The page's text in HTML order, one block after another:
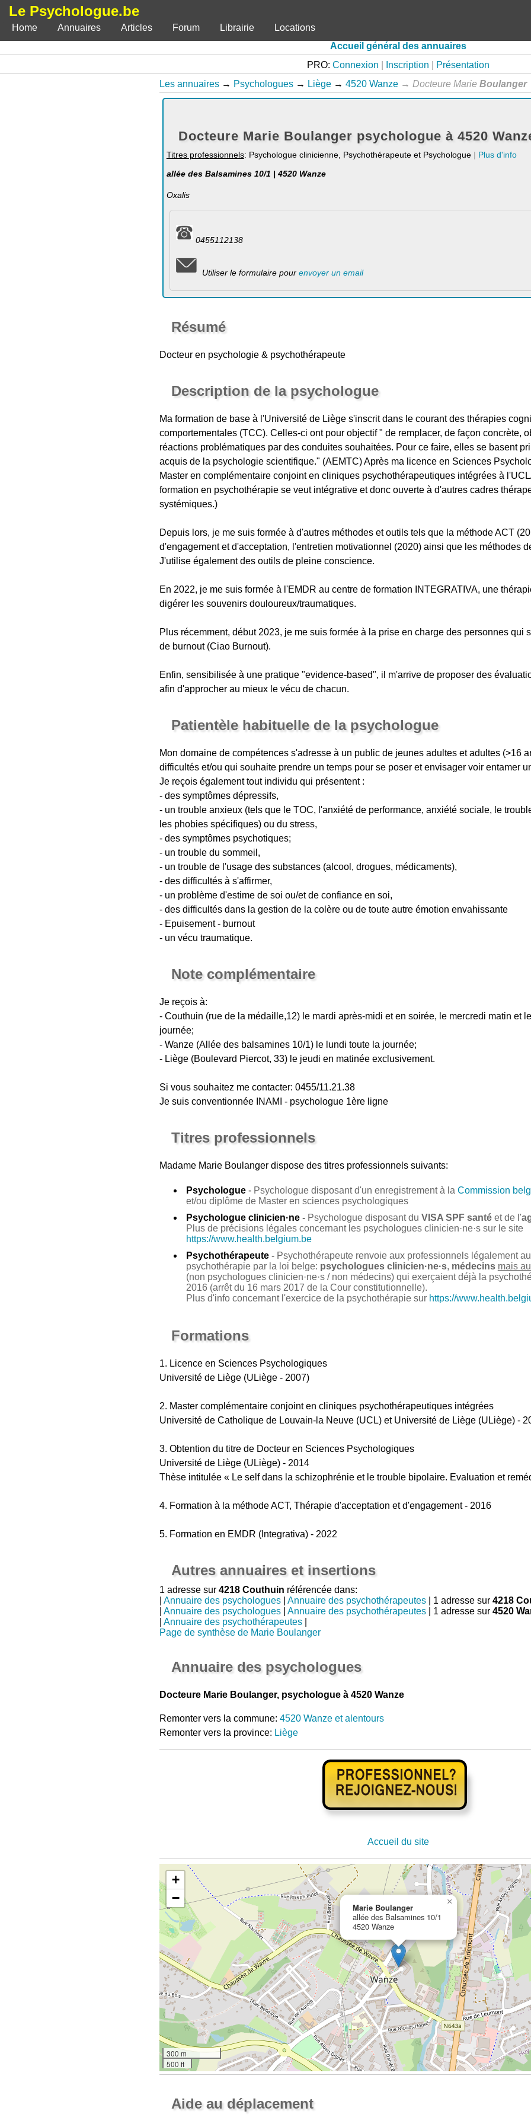
Le Psychologue.be
Home
Annuaires Articles Forum Librairie
Locations
Accueil général des annuaires
PRO: Connexion Inscription
Présentation
Les annuaires → Psychologues → Liège → 4520 Wanze → Docteure Marie Boulanger
Docteure Marie Boulanger psychologue à 4520
Titres professionnels: Psychologue clinicienne, Psychothérapeute et Psychologue | Plus d'info
allée des Balsamines 10/1 | 4520 Wanze
Oxalis
0455112138
Utiliser le formulaire pourenvoyer un email
Résumé
Docteur en psychologie & psychothérapeute
Description de la psychologue
Ma formation de base à l'Université de Liège s'inscrit dans le courant des thérapies
comportementales (TCC). Celles-ci ont pour objectif " de remplacer, de façon concrète,
réactions problématiques par des conduites souhaitées. Pour ce faire, elles se basent
acquis de la psychologie scientifique." (AEMTC) Après ma licence en Sciences
Master en complémentaire conjoint en cliniques psychothérapeutiques intégrées à
formation en psychothérapie se veut intégrative et donc ouverte à d'autres cadres
systémiques.)
Depuis lors, je me suis formée à d'autres méthodes et outils tels que la méthode ACT
d'engagement et d'acceptation, l'entretien motivationnel (2020) ainsi que les méthodes
J'utilise également des outils de pleine conscience.
En 2022, je me suis formée à l'EMDR au centre de formation INTEGRATIVA, une
digérer les souvenirs douloureux/traumatiques.
Plus récemment, début 2023, je me suis formée à la prise en charge des personnes qui
de burnout (Ciao Burnout).
Enfin, sensibilisée à une pratique "evidence-based", il m'arrive de proposer des
afin d'approcher au mieux le vécu de chacun.
Patientèle habituelle de la psychologue
Mon domaine de compétences s'adresse à un public de jeunes adultes et adultes (>16
difficultés et/ou qui souhaite prendre un temps pour se poser et envisager voir entamer
Je reçois également tout individu qui présentent :
- des symptômes dépressifs,
- un trouble anxieux (tels que le TOC, l'anxiété de performance, anxiété sociale, le
les phobies spécifiques) ou du stress,
- des symptômes psychotiques;
- un trouble du sommeil,
- un trouble de l'usage des substances (alcool, drogues, médicaments),
- des difficultés à s'affirmer,
- un problème d'estime de soi ou/et de confiance en soi,
- des difficultés dans la gestion de la colère ou de toute autre émotion envahissante
- Epuisement - burnout
- un vécu traumatique.
Note complémentaire
Je reçois à:
- Couthuin (rue de la médaille,12) le mardi après-midi et en soirée, le mercredi matin et
journée;
- Wanze (Allée des balsamines 10/1) le lundi toute la journée;
- Liège (Boulevard Piercot, 33) le jeudi en matinée exclusivement.
Si vous souhaitez me contacter: 0455/11.21.38
Je suis conventionnée INAMI - psychologue 1ère ligne
Titres professionnels
Madame Marie Boulangerdispose des titres professionnels suivants:
Psychologue- Psychologue disposant d'un enregistrement à la Commission
et/ou diplôme de Master en sciences psychologiques
Psychologue clinicien·ne- Psychologue disposant du VISA SPF santéet de l'
Plus de précisions légales concernant les psychologues clinicien·ne·s sur le site
https://www.health.belgium.be
Psychothérapeute- Psychothérapeute renvoie aux professionnels légalement
psychothérapie par la loi belge: psychologues clinicien·ne·s, médecins mais
(non psychologues clinicien·ne·s / non médecins) qui exerçaient déjà la
2016 (arrêt du 16 mars 2017 de la Cour constitutionnelle).
Plus d'info concernant l'exercice de la psychothérapie sur https://
Formations
1. Licence en Sciences Psychologiques
Université de Liège (ULiège - 2007)
2. Master complémentaire conjoint en cliniques psychothérapeutiques intégrées
Université de Catholique de Louvain-la Neuve (UCL) et Université de Liège (ULiège) -
3. Obtention du titre de Docteur en Sciences Psychologiques
Université de Liège (ULiège) - 2014
Thèse intitulée « Le self dans la schizophrénie et le trouble bipolaire. Evaluation et
4. Formation à la méthode ACT, Thérapie d'acceptation et d'engagement - 2016
5. Formation en EMDR (Integrativa) - 2022
Autres annuaires et insertions
1 adresse sur 4218 Couthuin référencée dans:
Annuaire des psychologues| Annuaire des psychothérapeutes| 1 adresse sur 4218
Annuaire des psychologues| Annuaire des psychothérapeutes| 1 adresse sur 4520
Annuaire des psychothérapeutes|
Page de synthèse de Marie Boulanger
Annuaire des psychologues
Docteure Marie Boulanger, psychologue à 4520 Wanze
Remonter vers la commune: 4520 Wanze et alentours
Remonter vers la province: Liège
Accueil du site
Marie Boulanger
allée des Balsamines 10/1
4520 Wanze
×
+
−
300 m
500 ft
Aide au déplacement